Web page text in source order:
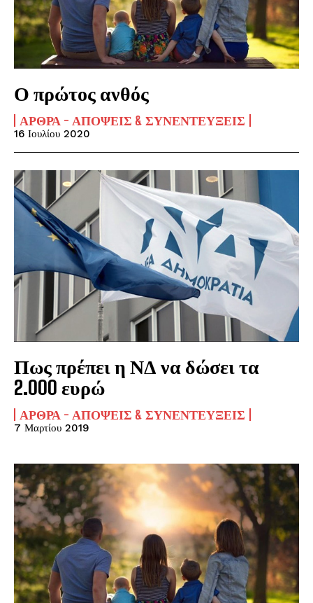
Ο πρώτος ανθός
ΆΡΘΡΑ - ΑΠΌΨΕΙΣ & ΣΥΝΕΝΤΕΎΞΕΙΣ
16 Ιουλίου 2020
Πως πρέπει η ΝΔ να δώσει τα
2.000 ευρώ
ΆΡΘΡΑ - ΑΠΌΨΕΙΣ & ΣΥΝΕΝΤΕΎΞΕΙΣ
7 Μαρτίου 2019